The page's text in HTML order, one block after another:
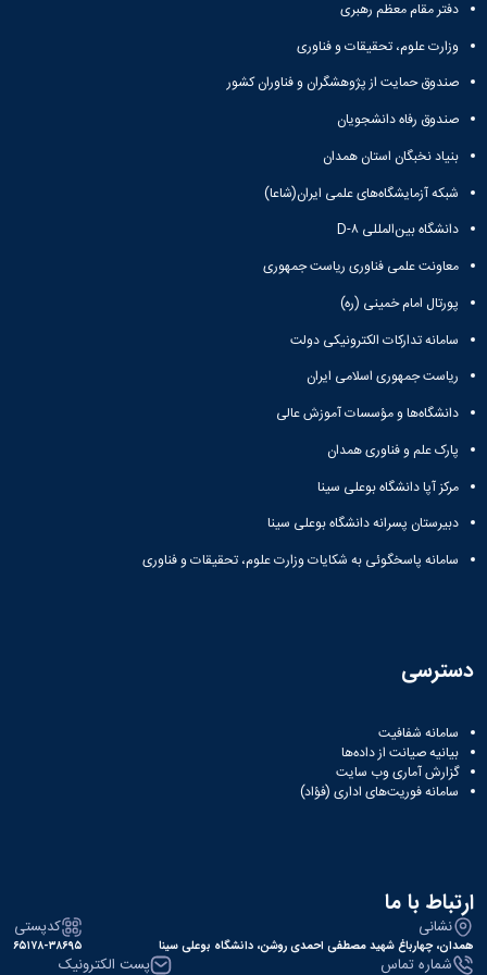
معاونت
تحصیلات
تکمیلی
کمیته
هیات
ممیزی
کمیته
ترفیع
شورای
فرهنگی
دانشکده
آئین
نامه
ها
سمینارها
و
نامه
ها
آیین‌نامه‌های
معاونت
آموزشی
گروه
صنایع
کامپیوتر
نشریات
پژوهش
های
صنایع
در
تولید
Journal
of
Stress
دفتر
ارتباط
صنعت
کارآموزی
مراکز
بنیاد
ملی
نخبگان
بنیان
فرآیندها
آئین
نامه
فرم
های
پژوهشی
مهندسی
مکانیک
مهندسی
کامپیوتر
دفتر مقام معظم رهبری
وزارت علوم، تحقیقات و فناوری
صندوق حمایت از پژوهشگران و فناوران کشور
صندوق رفاه دانشجویان
بنیاد نخبگان استان همدان
شبکه آزمایشگاه‌های علمی ایران(شاعا)
دانشگاه بین‌المللی D-۸
معاونت علمی فناوری ریاست جمهوری
پورتال امام خمینی (ره)
سامانه تدارکات الکترونیکی دولت
ریاست جمهوری اسلامی ایران
دانشگاه‌ها و مؤسسات آموزش عالی
پارک علم و فناوری همدان
مرکز آپا دانشگاه بوعلی سینا
دبیرستان پسرانه دانشگاه بوعلی سینا
سامانه پاسخگوئی به شکایات وزارت علوم، تحقیقات و فناوری
دسترسی
سامانه شفافیت
بیانیه صیانت از داده‌ها
گزارش آماری وب‌ سایت
سامانه فوریت‌های اداری (فؤاد)
ارتباط با ما
نشانی
همدان، چهارباغ شهید مصطفی احمدی روشن، دانشگاه بوعلی سینا
کدپستی
۶۵۱۷۸-۳۸۶۹۵
شماره تماس پست الکترونیک